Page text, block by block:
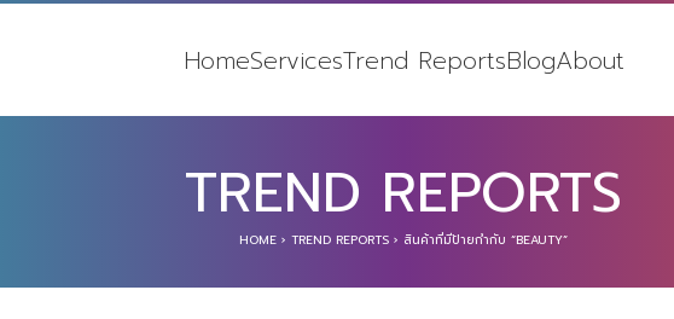
HomeServicesTrend ReportsBlogAbout
TREND REPORTS
HOME › TREND REPORTS › สินค้าที่มีป้ายกำกับ “BEAUTY”